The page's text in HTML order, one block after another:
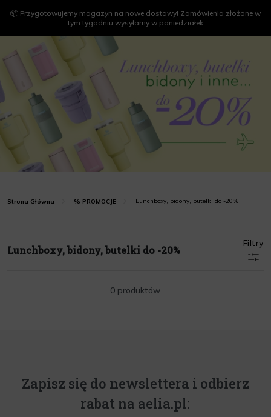
📦 Przygotowujemy magazyn na nowe dostawy! Zamówienia złożone w
tym tygodniu wysyłamy w poniedziałek
Strona Główna % PROMOCJE Lunchboxy, bidony, butelki do -20%
Lunchboxy, bidony, butelki do -20%
Filtry
0 produktów
Zapisz się do newslettera i odbierz
rabat na aelia.pl: